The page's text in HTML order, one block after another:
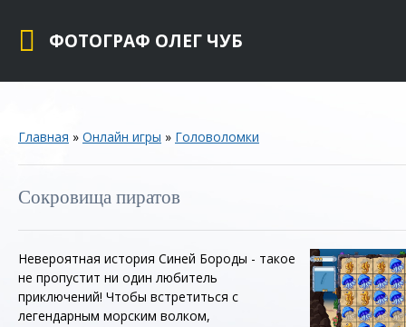
ФОТОГРАФ ОЛЕГ ЧУБ
Главная » Онлайн игры » Головоломки
Сокровища пиратов
Невероятная история Синей Бороды - такое
не пропустит ни один любитель
приключений! Чтобы встретиться с
легендарным морским волком,